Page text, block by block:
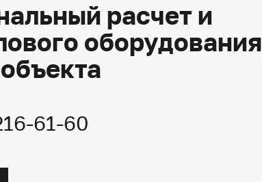
расчет и
оборудования
61-60